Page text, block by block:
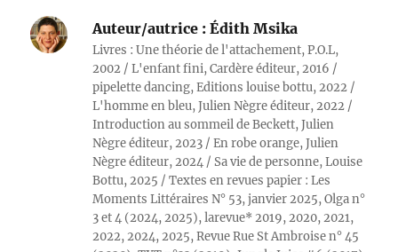
Auteur/autrice : Édith Msika
Livres : Une théorie de l'attachement, P.O.L,
2002 / L'enfant fini, Cardère éditeur, 2016 /
pipelette dancing, Editions louise bottu, 2022 /
L'homme en bleu, Julien Nègre éditeur, 2022 /
Introduction au sommeil de Beckett, Julien
Nègre éditeur, 2023 / En robe orange, Julien
Nègre éditeur, 2024 / Sa vie de personne, Louise
Bottu, 2025 / Textes en revues papier : Les
Moments Littéraires N° 53, janvier 2025, Olga n°
3 et 4 (2024, 2025), larevue* 2019, 2020, 2021,
2022, 2024, 2025, Revue Rue St Ambroise n° 45